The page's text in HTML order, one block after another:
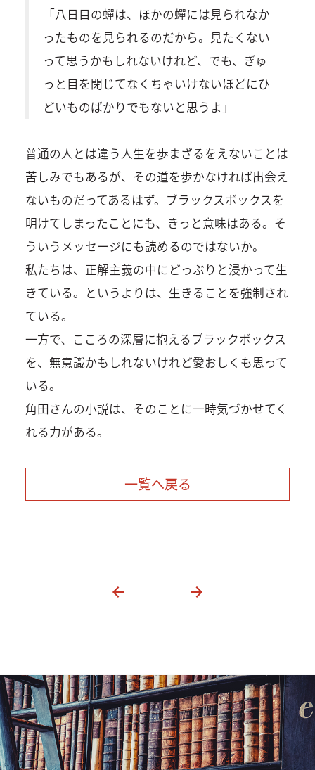
「八日目の蟬は、ほかの蟬には見られなか
ったものを見られるのだから。見たくない
って思うかもしれないけれど、でも、ぎゅ
っと目を閉じてなくちゃいけないほどにひ
どいものばかりでもないと思うよ」
普通の人とは違う人生を歩まざるをえないことは
苦しみでもあるが、その道を歩かなければ出会え
ないものだってあるはず。ブラックスボックスを
明けてしまったことにも、きっと意味はある。そ
ういうメッセージにも読めるのではないか。
私たちは、正解主義の中にどっぶりと浸かって生
きている。というよりは、生きることを強制され
ている。
一方で、こころの深層に抱えるブラックボックス
を、無意識かもしれないけれど愛おしくも思って
いる。
角田さんの小説は、そのことに一時気づかせてく
れる力がある。
一覧へ戻る